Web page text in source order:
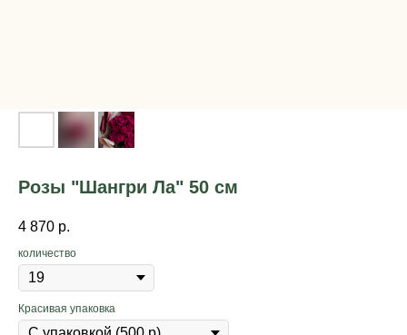
Розы "Шангри Ла" 50 см
4 870 р.
количество
Красивая упаковка